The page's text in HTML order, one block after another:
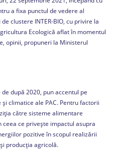
a fixa punctul de vedere al
clustere INTER-BIO, cu privire la
Ecologică aflat în momentul
opinii, propuneri la Ministerul
după 2020, pun accentul pe
climatice ale PAC. Pentru factorii
către sisteme alimentare
ce privește impactul asupra
pozitive în scopul realizării
producția agricolă.